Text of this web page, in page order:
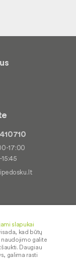
17:00
naudojimas
sąlygos ir
slapukai
kad būtų
naudojimo galite
Daugiau
galima rasti